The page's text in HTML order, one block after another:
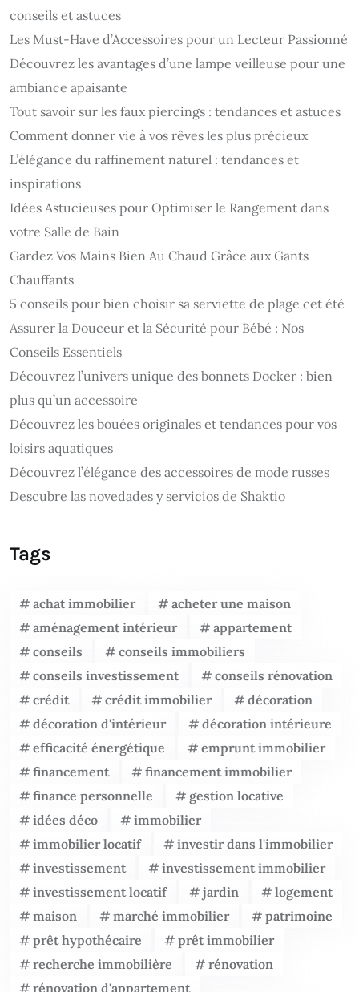
conseils et astuces
Les Must-Have d’Accessoires pour un Lecteur Passionné
Découvrez les avantages d’une lampe veilleuse pour une
ambiance apaisante
Tout savoir sur les faux piercings : tendances et astuces
Comment donner vie à vos rêves les plus précieux
L’élégance du raffinement naturel : tendances et
inspirations
Idées Astucieuses pour Optimiser le Rangement dans
votre Salle de Bain
Gardez Vos Mains Bien Au Chaud Grâce aux Gants
Chauffants
5 conseils pour bien choisir sa serviette de plage cet été
Assurer la Douceur et la Sécurité pour Bébé : Nos
Conseils Essentiels
Découvrez l’univers unique des bonnets Docker : bien
plus qu’un accessoire
Découvrez les bouées originales et tendances pour vos
loisirs aquatiques
Découvrez l’élégance des accessoires de mode russes
Descubre las novedades y servicios de Shaktio
Tags
achat immobilier
acheter une maison
aménagement intérieur
appartement
conseils
conseils immobiliers
conseils investissement
conseils rénovation
crédit
crédit immobilier
décoration
décoration d'intérieur
décoration intérieure
efficacité énergétique
emprunt immobilier
financement
financement immobilier
finance personnelle
gestion locative
idées déco
immobilier
immobilier locatif
investir dans l'immobilier
investissement
investissement immobilier
investissement locatif
jardin
logement
maison
marché immobilier
patrimoine
prêt hypothécaire
prêt immobilier
recherche immobilière
rénovation
rénovation d'appartement